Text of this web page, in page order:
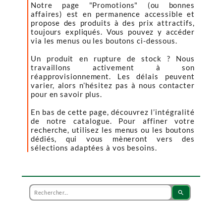
Notre page "Promotions" (ou bonnes
affaires) est en permanence accessible et
propose des produits à des prix attractifs,
toujours expliqués. Vous pouvez y accéder
via les menus ou les boutons ci-dessous.
Un produit en rupture de stock ? Nous
travaillons activement à son
réapprovisionnement. Les délais peuvent
varier, alors n’hésitez pas à nous contacter
pour en savoir plus.
En bas de cette page, découvrez l’intégralité
de notre catalogue. Pour affiner votre
recherche, utilisez les menus ou les boutons
dédiés, qui vous mèneront vers des
sélections adaptées à vos besoins.
search